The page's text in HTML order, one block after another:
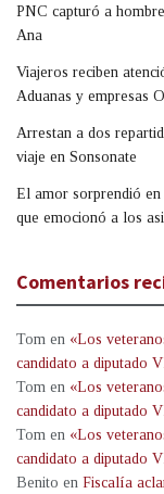
PNC capturó a
Ana
Viajeros reciben
Aduanas y empresas
Arrestan a dos
viaje en Sonsonate
El amor sorprendió
que emocionó a los
Comentarios
Tom en «Los
candidato a diputado
Tom en «Los
candidato a diputado
Tom en «Los
candidato a diputado
Benito en Fiscalía